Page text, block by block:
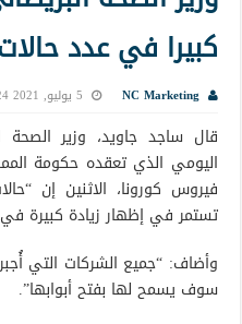
كبيرا في عدد
NC Marketing 5 يوليو, 2021 11:24 م
قال ساجد جاويد، وزير الصحة
اليومي الذي تعقده حكومة
فيروس كورونا، الاثنين إن
تستمر في إظهار زيادة كبيرة في
وأضاف: “جميع الشركات التي
سوف يسمح لها بفتح أبوابها”.